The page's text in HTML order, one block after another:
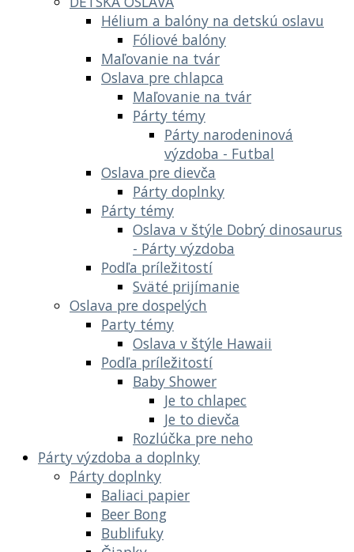
Hélium a balóny na detskú oslavu
Fóliové balóny
Maľovanie na tvár
Oslava pre chlapca
Maľovanie na tvár
Párty témy
Párty narodeninová
výzdoba - Futbal
Oslava pre dievča
Párty doplnky
Párty témy
Oslava v štýle Dobrý dinosaurus
- Párty výzdoba
Podľa príležitostí
Sväté prijímanie
Oslava pre dospelých
Party témy
Oslava v štýle Hawaii
Podľa príležitostí
Baby Shower
Je to chlapec
Je to dievča
Rozlúčka pre neho
Párty výzdoba a doplnky
Párty doplnky
Baliaci papier
Beer Bong
Bublifuky